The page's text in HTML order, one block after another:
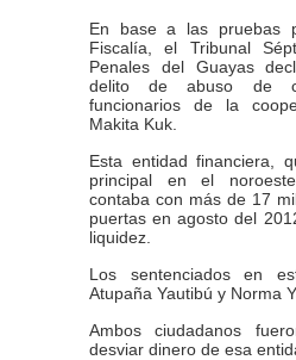
En base a las pruebas
Fiscalía, el Tribunal
Penales del Guayas
delito de abuso de
funcionarios de la
Makita Kuk.
Esta entidad financiera,
principal en el
contaba con más de 17
puertas en agosto del
liquidez.
Los sentenciados en
Atupaña Yautibú y Norma
Ambos ciudadanos
desviar dinero de esa